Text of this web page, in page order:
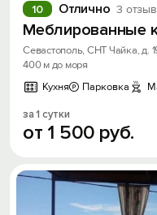
Отлично 3
10
Меблированные
Севастополь, СНТ Чайка, д.
400 м до моря
Кухня
Парковка
за 1 сутки
от 1 500 руб.